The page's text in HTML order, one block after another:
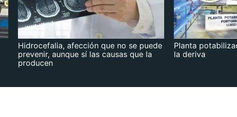
Hidrocefalia, afección que no se puede
prevenir, aunque sí las causas que la
producen
Planta
la deriva